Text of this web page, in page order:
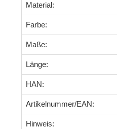
Material:
Farbe:
Maße:
Länge:
HAN:
Artikelnummer/EAN:
Hinweis: